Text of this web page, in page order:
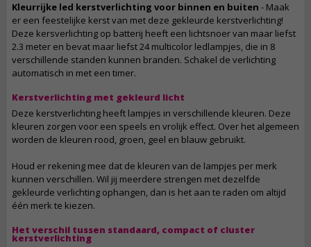
Kleurrijke led kerstverlichting voor binnen en buiten - Maak
er een feestelijke kerst van met deze gekleurde kerstverlichting!
Deze kersverlichting op batterij heeft een lichtsnoer van maar liefst
2.3 meter en bevat maar liefst 24 multicolor ledlampjes, die in 8
verschillende standen kunnen branden. Schakel de verlichting
automatisch in met een timer.
Kerstverlichting met gekleurd licht
Deze kerstverlichting heeft lampjes in verschillende kleuren. Deze
kleuren zorgen voor een speels en vrolijk effect. Over het algemeen
worden de kleuren rood, groen, geel en blauw gebruikt.
Houd er rekening mee dat de kleuren van de lampjes per merk
kunnen verschillen. Wil jij meerdere strengen met dezelfde
gekleurde verlichting ophangen, dan is het aan te raden om altijd
één merk te kiezen.
Het verschil tussen standaard, compact of cluster
kerstverlichting